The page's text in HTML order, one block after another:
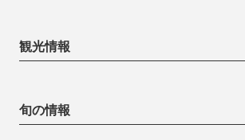
観光情報
旬の情報